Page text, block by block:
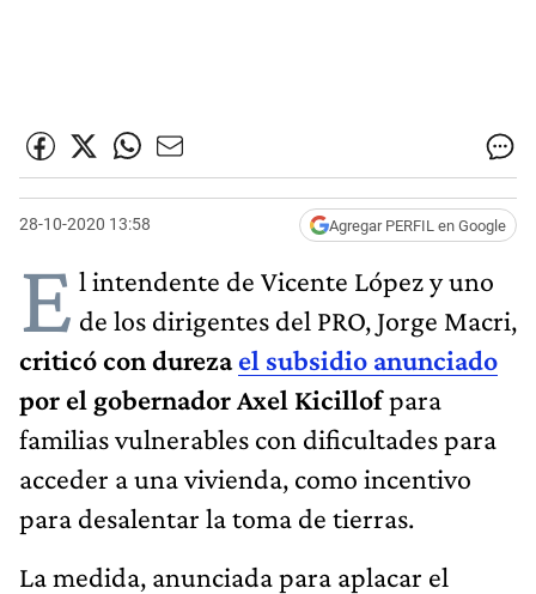
28-10-2020 13:58 Agregar PERFIL en Google
E l intendente de Vicente López y uno
de los dirigentes del PRO, Jorge Macri,
criticó con durezael subsidio anunciado
por el gobernador Axel Kicillofpara
familias vulnerables con dificultades para
acceder a una vivienda, como incentivo
para desalentar la toma de tierras.
La medida, anunciada para aplacar el